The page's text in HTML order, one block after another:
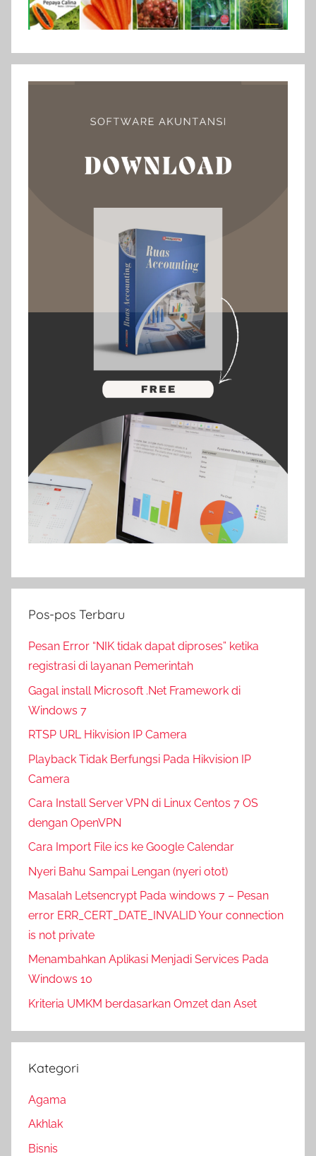
Pos-pos Terbaru
Pesan Error “NIK tidak dapat diproses” ketika
registrasi di layanan Pemerintah
Gagal install Microsoft .Net Framework di
Windows 7
RTSP URL Hikvision IP Camera
Playback Tidak Berfungsi Pada Hikvision IP
Camera
Cara Install Server VPN di Linux Centos 7 OS
dengan OpenVPN
Cara Import File ics ke Google Calendar
Nyeri Bahu Sampai Lengan (nyeri otot)
Masalah Letsencrypt Pada windows 7 – Pesan
error ERR_CERT_DATE_INVALID Your connection
is not private
Menambahkan Aplikasi Menjadi Services Pada
Windows 10
Kriteria UMKM berdasarkan Omzet dan Aset
Kategori
Agama
Akhlak
Bisnis